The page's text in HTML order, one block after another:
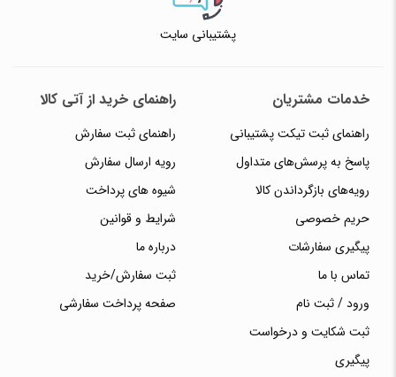
پشتیبانی سایت
خدمات مشتریان
راهنمای ثبت تیکت پشتیبانی
پاسخ به پرسش‌های متداول
رویه‌های بازگرداندن کالا
حریم خصوصی
پیگیری سفارشات
تماس با ما
ورود / ثبت نام
ثبت شکایت و درخواست
پیگیری
راهنمای خرید از آتی کالا
راهنمای ثبت سفارش
رویه ارسال سفارش
شیوه های پرداخت
شرایط و قوانین
درباره ما
ثبت سفارش/خرید
صفحه پرداخت سفارشی